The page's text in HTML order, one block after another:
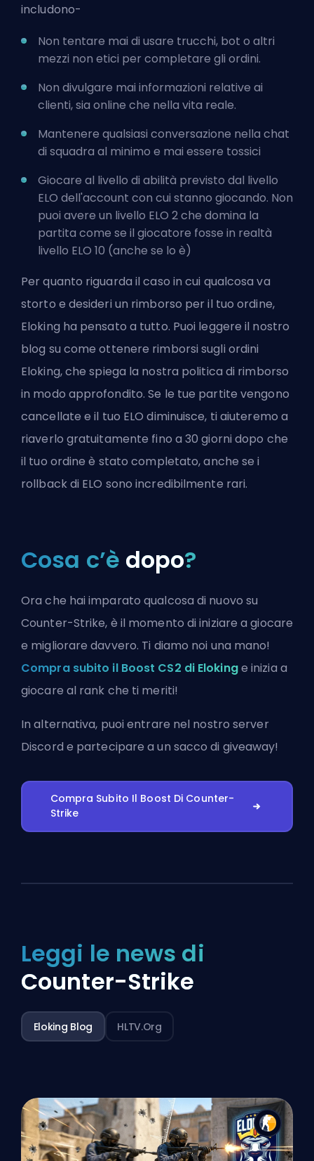
includono-
Non tentare mai di usare trucchi, bot o altri
mezzi non etici per completare gli ordini.
Non divulgare mai informazioni relative ai
clienti, sia online che nella vita reale.
Mantenere qualsiasi conversazione nella chat
di squadra al minimo e mai essere tossici
Giocare al livello di abilità previsto dal livello
ELO dell'account con cui stanno giocando. Non
puoi avere un livello ELO 2 che domina la
partita come se il giocatore fosse in realtà
livello ELO 10 (anche se lo è)
Per quanto riguarda il caso in cui qualcosa va
storto e desideri un rimborso per il tuo ordine,
Eloking ha pensato a tutto. Puoi leggere il nostro
blog su come ottenere rimborsi sugli ordini
Eloking,che spiega la nostra politica di rimborso
in modo approfondito. Se le tue partite vengono
cancellate e il tuo ELO diminuisce, ti aiuteremo a
riaverlo gratuitamente fino a 30 giorni dopo che
il tuo ordine è stato completato, anche se i
rollback di ELO sono incredibilmente rari.
Cosa c’è dopo?
Ora che hai imparato qualcosa di nuovo su
Counter-Strike, è il momento di iniziare a giocare
e migliorare davvero. Ti diamo noi una mano!
Compra subito il Boost CS2 di Elokinge inizia a
giocare al rank che ti meriti!
In alternativa, puoientrare nel nostro server
Discord e partecipare a un sacco di giveaway!
Compra Subito Il Boost Di Counter-
Strike
Leggi le news di
Counter-Strike
Eloking Blog HLTV.org